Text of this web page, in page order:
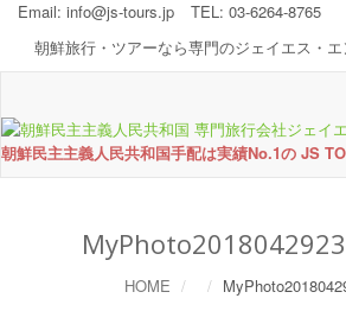
Email: info@js-tours.jp
TEL: 03-6264-8765
朝鮮旅行・ツアーなら専門のジェイエス・
朝鮮民主主義人民共和国手配は実績No.1の JS
HOME